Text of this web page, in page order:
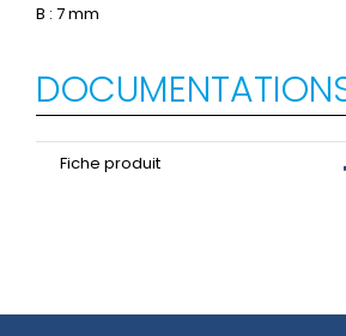
B : 7 mm
Fiche produit